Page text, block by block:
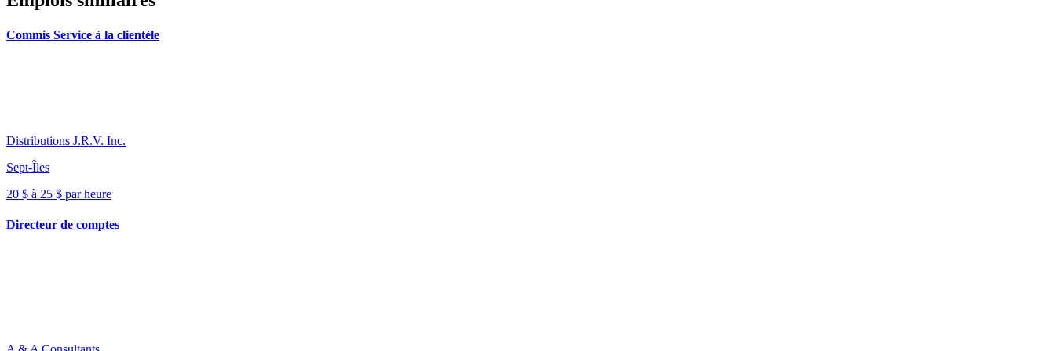
Commis Service à la clientèle
Distributions J.R.V. Inc.
Sept-Îles
20 $ à 25 $ par heure
Directeur de comptes